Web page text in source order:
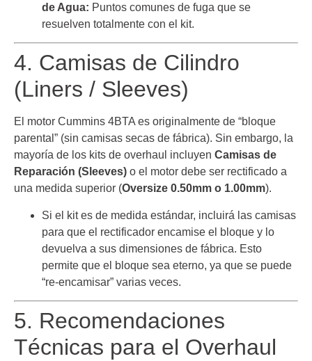
de Agua: Puntos comunes de fuga que se
resuelven totalmente con el kit.
4. Camisas de Cilindro
(Liners / Sleeves)
El motor Cummins 4BTA es originalmente de “bloque
parental” (sin camisas secas de fábrica). Sin embargo, la
mayoría de los kits de overhaul incluyen Camisas de
Reparación (Sleeves) o el motor debe ser rectificado a
una medida superior (Oversize 0.50mm o 1.00mm).
Si el kit es de medida estándar, incluirá las camisas
para que el rectificador encamise el bloque y lo
devuelva a sus dimensiones de fábrica. Esto
permite que el bloque sea eterno, ya que se puede
“re-encamisar” varias veces.
5. Recomendaciones
Técnicas para el Overhaul